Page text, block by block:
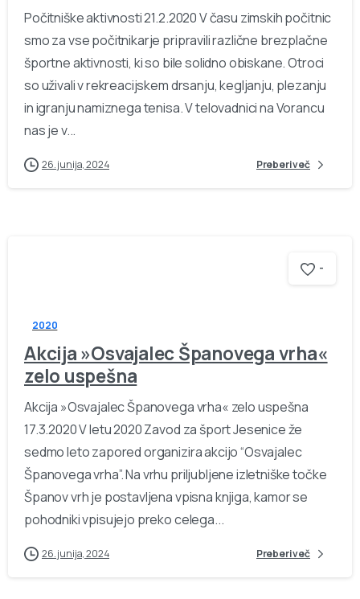
Počitniške aktivnosti 21.2.2020 V času zimskih počitnic
smo za vse počitnikarje pripravili različne brezplačne
športne aktivnosti, ki so bile solidno obiskane. Otroci
so uživali v rekreacijskem drsanju, kegljanju, plezanju
in igranju namiznega tenisa. V telovadnici na Vorancu
nas je v...
26. junija, 2024 Preberi več
-
2020
Akcija »Osvajalec Španovega vrha«
zelo uspešna
Akcija »Osvajalec Španovega vrha« zelo uspešna
17.3.2020 V letu 2020 Zavod za šport Jesenice že
sedmo leto zapored organizira akcijo “Osvajalec
Španovega vrha”. Na vrhu priljubljene izletniške točke
Španov vrh je postavljena vpisna knjiga, kamor se
pohodniki vpisujejo preko celega...
26. junija, 2024 Preberi več